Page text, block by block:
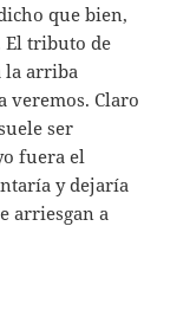
que bien,
El tributo de
la arriba
veremos. Claro
ser
fuera el
y dejaría
arriesgan a